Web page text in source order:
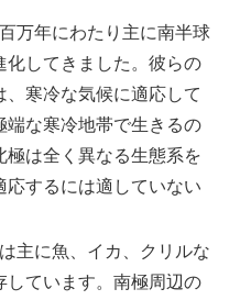
万年にわたり主に南半球
化してきました。彼らの
寒冷な気候に適応して
端な寒冷地帯で生きるの
極は全く異なる生態系を
するには適していない
主に魚、イカ、クリルな
しています。南極周辺の